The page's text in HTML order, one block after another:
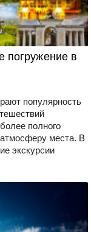
погружение в
популярность
полного
места. В
экскурсии